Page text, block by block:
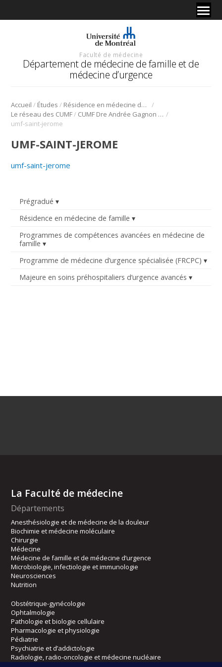
Faculté de médecine
Département de médecine de famille et de
médecine d’urgence
Accueil / Études / Résidence en médecine de famille
/
Le réseau des CUMF/ CUMF Dre Andrée Gagnon (Saint-Jérome) /
umf-saint-jerome
Prégradué
Résidence en médecine de famille
Programmes de compétences avancées en médecine de
famille
Programme de médecine d’urgence spécialisée (FRCPC)
Majeure en soins préhospitaliers d’urgence avancés
UMF-SAINT-JEROME
umf-saint-jerome
La Faculté de médecine
Départements
Anesthésiologie et de médecine de la douleur
Biochimie et médecine moléculaire
Chirurgie
Médecine
Médecine de famille et de médecine d’urgence
Microbiologie, infectiologie et immunologie
Neurosciences
Nutrition
Obstétrique-gynécologie
Ophtalmologie
Pathologie et biologie cellulaire
Pharmacologie et physiologie
Pédiatrie
Psychiatrie et d’addictologie
Radiologie, radio-oncologie et médecine nucléaire